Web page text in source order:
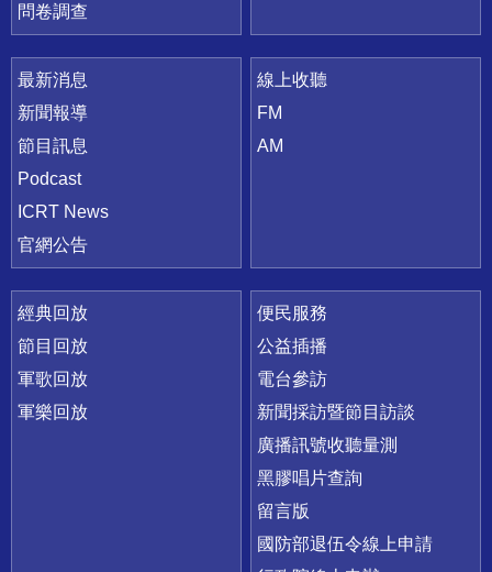
問卷調查
最新消息
新聞報導
節目訊息
Podcast
ICRT News
官網公告
線上收聽
FM
AM
經典回放
節目回放
軍歌回放
軍樂回放
便民服務
公益插播
電台參訪
新聞採訪暨節目訪談
廣播訊號收聽量測
黑膠唱片查詢
留言版
國防部退伍令線上申請